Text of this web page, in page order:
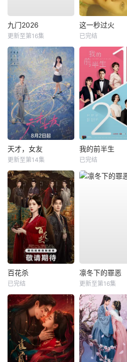
九门2026
更新至第16集
这一秒过火
已完结
天才，女友
更新至第14集
我的前半生
已完结
百花杀
已完结
凛冬下的罪恶
更新至第16集